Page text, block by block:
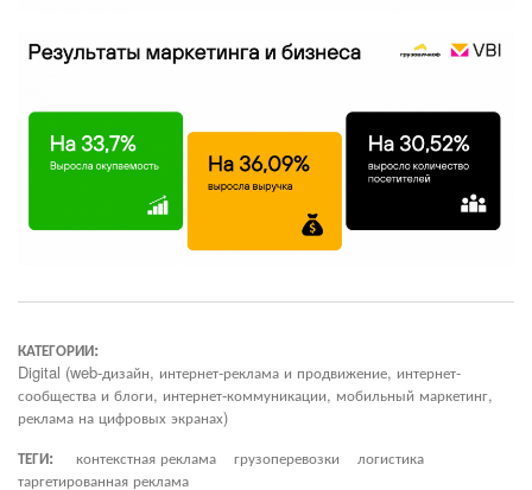
КАТЕГОРИИ:
Digital (web-дизайн, интернет-реклама и продвижение, интернет-
сообщества и блоги, интернет-коммуникации, мобильный маркетинг,
реклама на цифровых экранах)
ТЕГИ:
контекстная реклама грузоперевозки
логистика
таргетированная реклама